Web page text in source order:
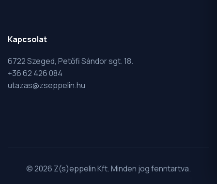
Kapcsolat
6722 Szeged, Petőfi Sándor sgt. 18.
+36 62 426 084
utazas@zseppelin.hu
© 2026 Z(s)eppelin Kft. Minden jog fenntartva.